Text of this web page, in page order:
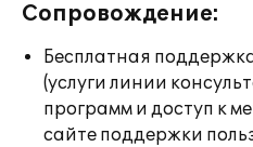
Сопровождение:
Бесплатная
(услуги линии
программ и доступ к
сайте поддержки